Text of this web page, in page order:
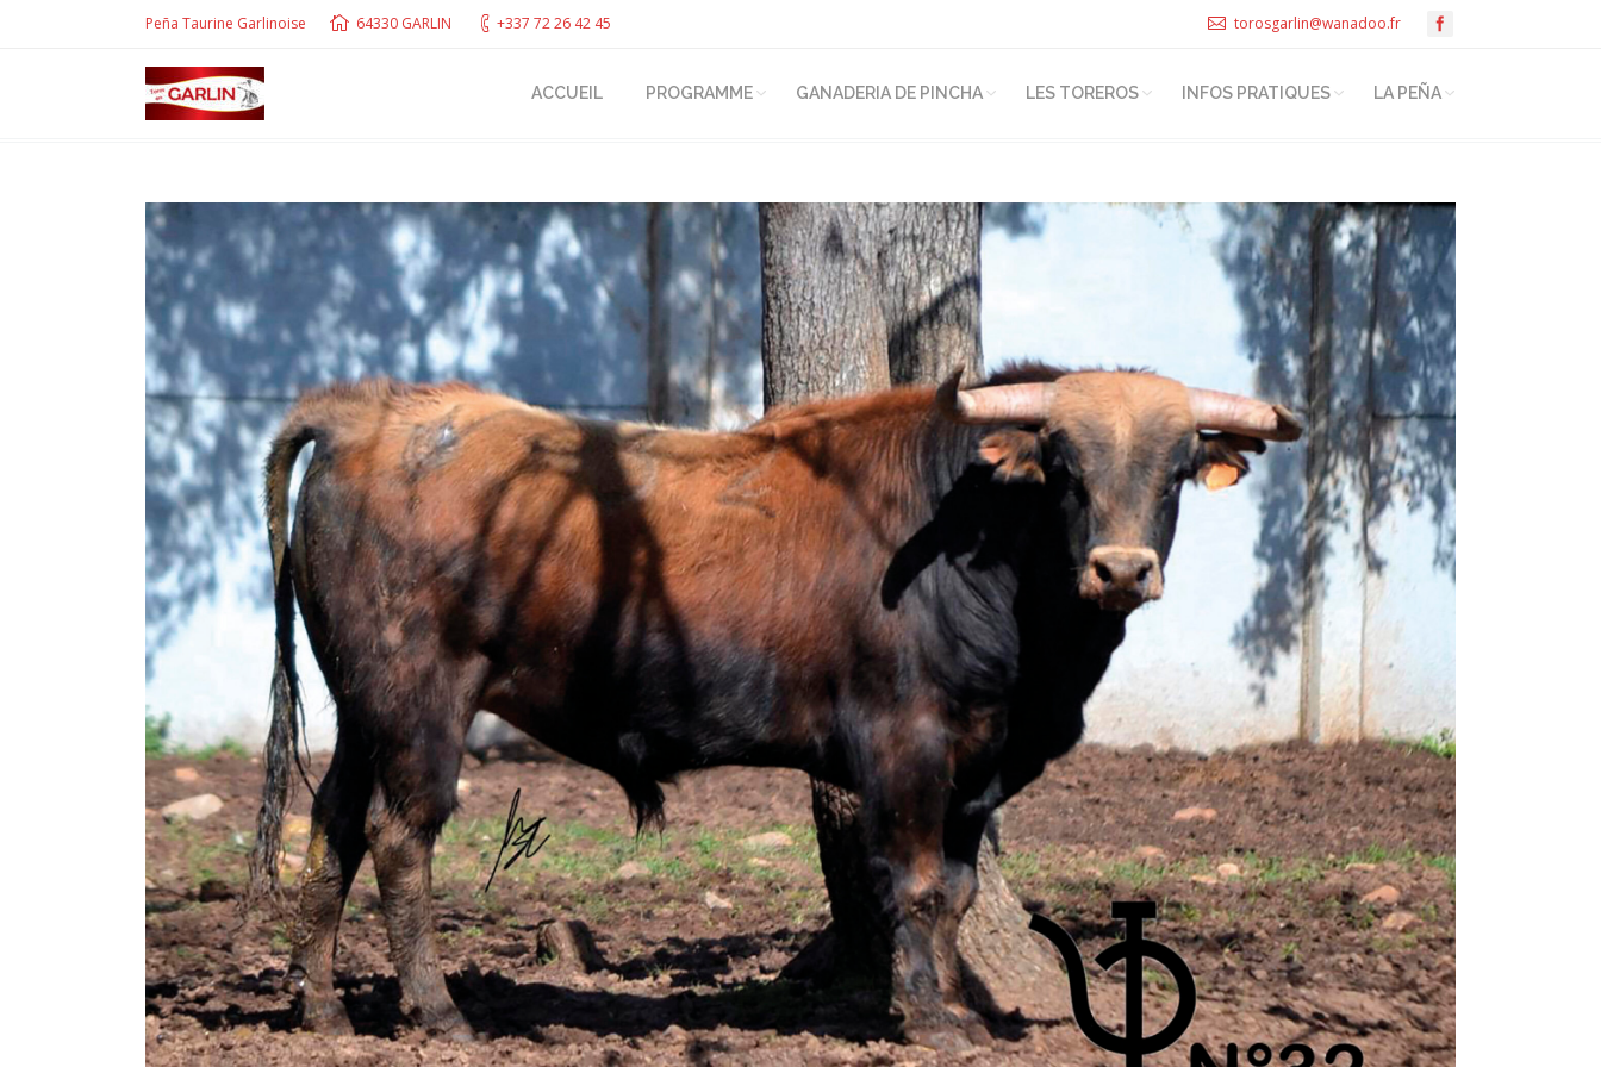
Peña Taurine Garlinoise 64330 GARLIN +337 72 26 42 45 torosgarlin@wanadoo.fr
ACCUEIL PROGRAMME GANADERIA DE PINCHA LES TOREROS INFOS PRATIQUES LA PEÑA